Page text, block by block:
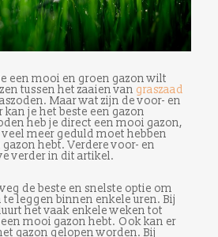
een mooi en groen gazon wilt
tussen het zaaien van graszaad
Maar wat zijn de voor- en
kan je het beste een gazon
heb je direct een mooi gazon,
meer geduld moet hebben
hebt. Verdere voor- en
verder in dit artikel.
de beste en snelste optie om
te leggen binnen enkele uren. Bij
het vaak enkele weken tot
mooi gazon hebt. Ook kan er
gazon gelopen worden. Bij